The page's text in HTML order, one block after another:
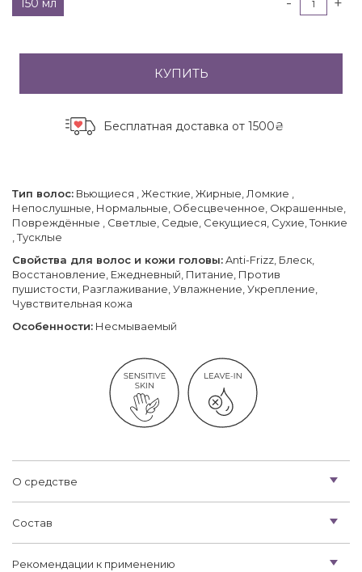
150 мл
КУПИТЬ
Бесплатная доставка от 1500₴
Тип волос: Вьющиеся , Жесткие, Жирные, Ломкие ,
Непослушные, Нормальные, Обесцвеченное, Окрашенные,
Повреждённые , Светлые, Седые, Секущиеся, Сухие, Тонкие
, Тусклые
Свойства для волос и кожи головы:Anti-Frizz, Блеск,
Восстановление, Ежедневный, Питание, Против
пушистости, Разглаживание, Увлажнение, Укрепление,
Чувствительная кожа
Особенности: Несмываемый
О средстве
Состав
Рекомендации к применению